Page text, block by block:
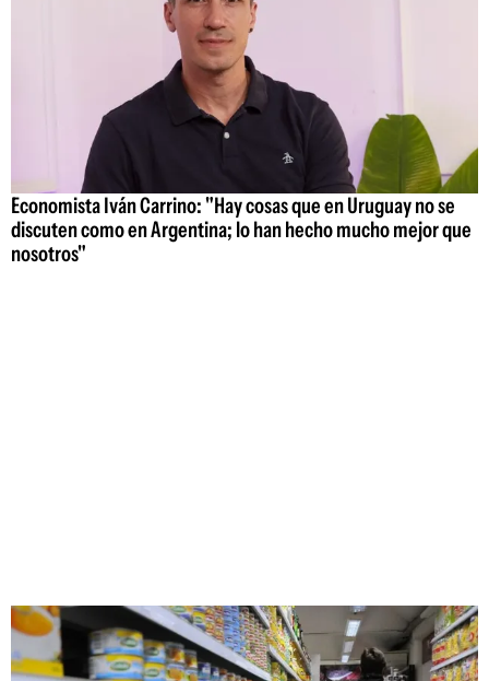
Economista Iván Carrino: "Hay cosas que en Uruguay no se
discuten como en Argentina; lo han hecho mucho mejor que
nosotros"